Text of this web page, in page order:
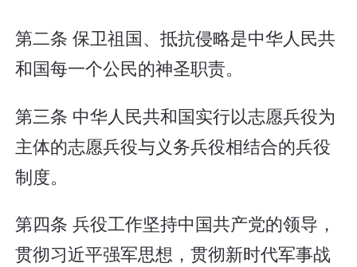
第二条 保卫祖国、抵抗侵略是中华人民共
和国每一个公民的神圣职责。
第三条 中华人民共和国实行以志愿兵役为
主体的志愿兵役与义务兵役相结合的兵役
制度。
第四条 兵役工作坚持中国共产党的领导，
贯彻习近平强军思想，贯彻新时代军事战